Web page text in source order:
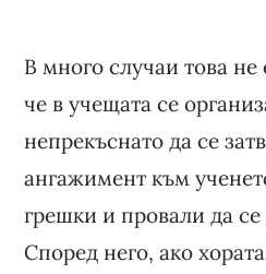
В много случаи това
че в учещата се
непрекъснато да се
ангажимент към
грешки и провали да
Според него, ако